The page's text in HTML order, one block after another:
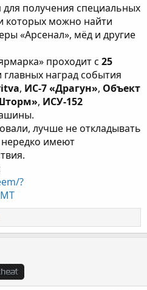
получения специальных
которых можно найти
«Арсенал», мёд и другие
проходит с 25
главных наград события
, ИС-7 «Драгун», Объект
, ИСУ-152
лучше не откладывать
имеют
?